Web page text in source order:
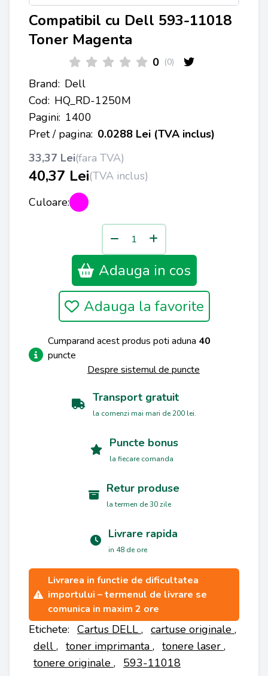
Compatibil cu Dell 593-11018
Toner Magenta
0 (0)
Brand: Dell
Cod: HQ_RD-1250M
Pagini: 1400
Pret / pagina: 0.0288 Lei (TVA inclus)
33,37 Lei(fara TVA)
40,37 Lei(TVA inclus)
Culoare:
Adauga in cos
Adauga la favorite
Cumparand acest produs poti aduna 40
puncte
Despre sistemul de puncte
Transport gratuit
la comenzi mai mari de 200 lei.
Puncte bonus
la fiecare comanda
Retur produse
la termen de 30 zile
Livrare rapida
in 48 de ore
Livrarea in functie de dificultatea
importului – termenul de livrare se
comunica in maxim 2 ore
Etichete: Cartus DELL , cartuse originale ,
dell , toner imprimanta , tonere laser ,
tonere originale , 593-11018